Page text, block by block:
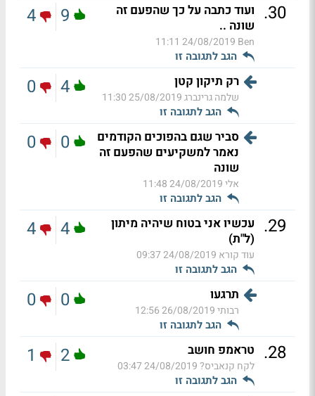
30
. ועוד כתבה על כך שהפעם זה
שונה ..
Ben
24/08/2019 11:11
הגב לתגובה זו
9
4
רק תיקון קטן
שלמה גרינברג25/08/2019 11:30
הגב לתגובה זו
4
0
סביר שגם בהפוכים הקודמים
נאמר למשקיעים שהפעם זה
שונה
אלי24/08/2019 11:48
הגב לתגובה זו
0
0
29
. עכשיו אני בטוח שיהיה מיתון
(ל"ת)
עוד קורא 24/08/2019 09:37
הגב לתגובה זו
4
4
תרגעו
רבותי26/08/2019 12:56
הגב לתגובה זו
0
0
28
. טראמפ חושב
לקח קנאביס?24/08/2019 03:47
הגב לתגובה זו
2
1